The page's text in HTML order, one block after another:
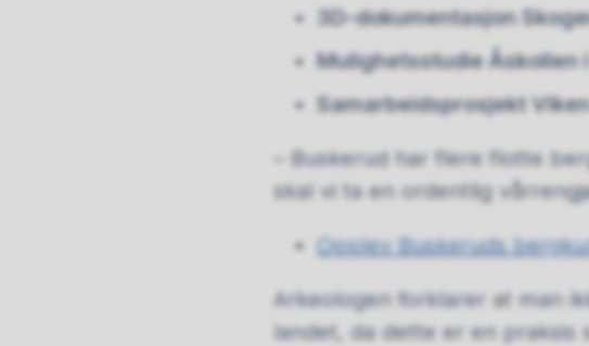
3D-dokumentasjon
Mulighetsstudie Åskollen
Samarbeidsprosjekt
– Buskerud har flere flotte
skal vi ta en ordentlig
Opplev Buskeruds
Arkeologen forklarer at man
landet, da dette er en praksis